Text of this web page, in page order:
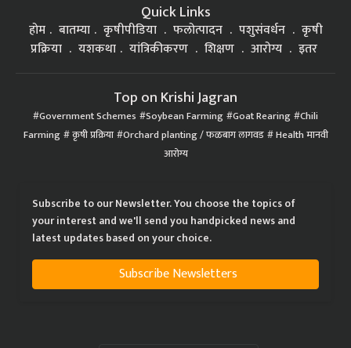
Quick Links
होम बातम्या कृषीपीडिया फलोत्पादन पशुसंवर्धन
कृषी
प्रक्रिया
यशकथा यांत्रिकीकरण शिक्षण आरोग्य इतर
Top on Krishi Jagran
Government Schemes Soybean Farming Goat Rearing Chili
Farming कृषी प्रक्रिया Orchard planting / फळबाग लागवड Health मानवी
आरोग्य
Subscribe to our Newsletter. You choose the topics of
your interest and we'll send you handpicked news and
latest updates based on your choice.
Subscribe Newsletters